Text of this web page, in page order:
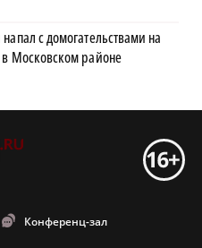
с домогательствами на
Московском районе
Конференц-зал